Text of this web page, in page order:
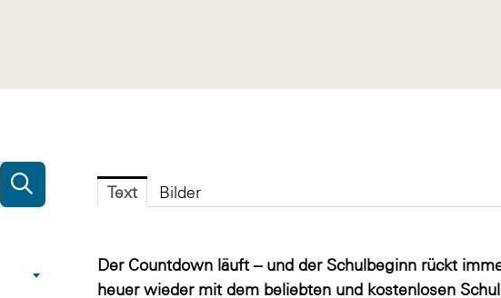
Text Bilder
Der Countdown läuft – und der Schulbeginn rückt
heuer wieder mit dem beliebten und kostenlosen